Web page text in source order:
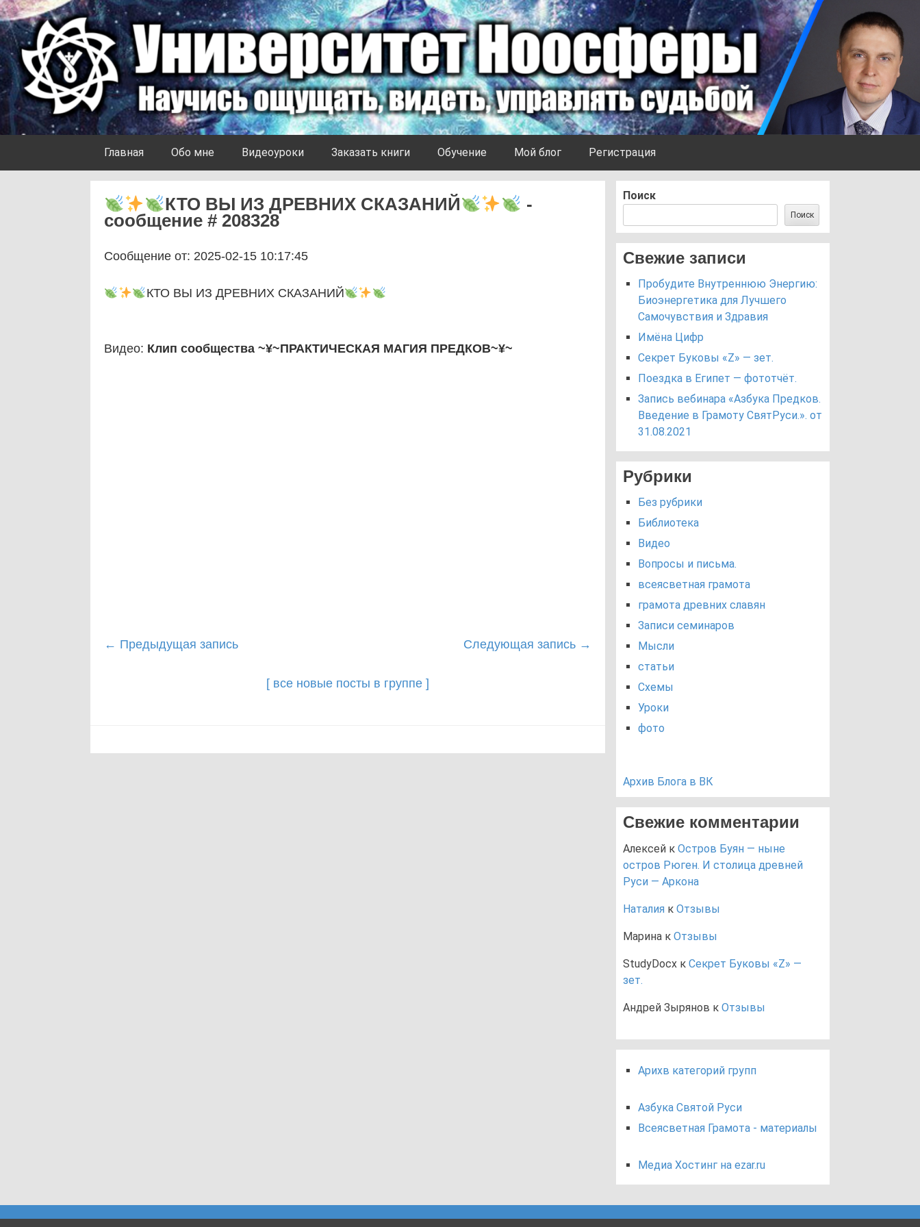
Университет Ноосферы
Главная Обо мне Видеоуроки Заказать книги Обучение Мой блог Регистрация
КТО ВЫ ИЗ ДРЕВНИХ СКАЗАНИЙ
-
сообщение # 208328
Сообщение от: 2025-02-15 10:17:45
КТО ВЫ ИЗ ДРЕВНИХ СКАЗАНИЙ
Видео: Клип сообщества ~¥~ПРАКТИЧЕСКАЯ МАГИЯ ПРЕДКОВ~¥~
Post
← Предыдущая запись Следующая запись →
[ все новые посты в группе ]
Поиск
Поиск
Свежие записи
Пробудите Внутреннюю Энергию:
Биоэнергетика для Лучшего
Самочувствия и Здравия
Имёна Цифр
Секрет Буковы «Z» — зет.
Поездка в Египет — фототчёт.
Запись вебинара «Азбука Предков.
Введение в Грамоту СвятРуси.». от
31.08.2021
Рубрики
Без рубрики
Библиотека
Видео
Вопросы и письма.
всеясветная грамота
грамота древних славян
Записи семинаров
Мысли
статьи
Схемы
Уроки
фото
Архив Блога в ВК
Свежие комментарии
Алексей к Остров Буян — ныне
остров Рюген. И столица древней
Руси — Аркона
Наталия к Отзывы
Марина к Отзывы
StudyDocx к Секрет Буковы «Z» —
зет.
Андрей Зырянов к Отзывы
Арихв категорий групп
Азбука Святой Руси
Всеясветная Грамота - материалы
Медиа Хостинг на ezar.ru